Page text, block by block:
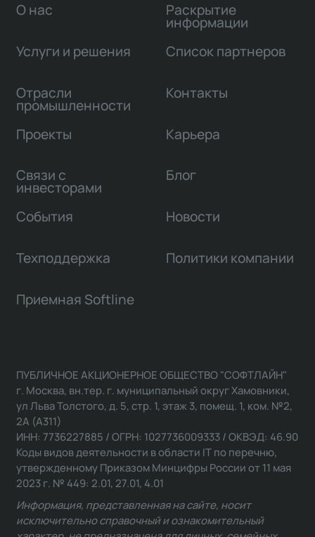
О нас
Услуги и решения
Отрасли
промышленности
Проекты
Связи с
инвесторами
Раскрытие
информации
Список партнеров
Контакты
Карьера
Блог
События Новости
Техподдержка Политики компании
Приемная Softline
ПУБЛИЧНОЕ АКЦИОНЕРНОЕ ОБЩЕСТВО "СОФТЛАЙН"
г. Москва, вн.тер. г. муниципальный округ Хамовники,
ул Льва Толстого, д. 5, стр. 1, этаж 3, помещ. 1, ком. №2,
2А (А311)
ИНН: 7736227885 / ОГРН: 1027736009333 / ОКВЭД: 46.90
Коды видов деятельности в области IT по перечню,
утвержденному Приказом Минцифры России от 11 мая
2023 г. № 449: 2.01, 27.01, 4.01
Информация, представленная на сайте, носит
исключительно справочный и ознакомительный